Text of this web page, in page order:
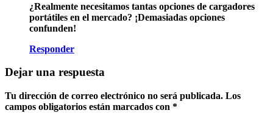
¿Realmente necesitamos tantas opciones de cargadores
portátiles en el mercado? ¡Demasiadas opciones
confunden!
Responder
Dejar una respuesta
Tu dirección de correo electrónico no será publicada. Los
campos obligatorios están marcados con *